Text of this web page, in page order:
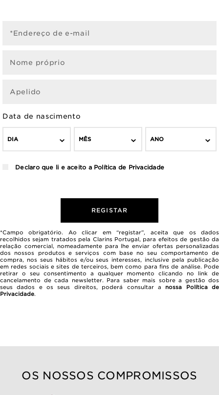
*Endereço de e-mail
Nome próprio
Apelido
Data de nascimento
DIA MÊS ANO
Declaro que li e aceito a Política de Privacidade
REGISTAR
*Campo obrigatório. Ao clicar em “registar”, aceita que os dados
recolhidos sejam tratados pela Clarins Portugal, para efeitos de gestão da
relação comercial, nomeadamente para lhe enviar ofertas personalizadas
dos nossos produtos e serviços com base no seu comportamento de
compra, nos seus hábitos e/ou seus interesses, inclusive pela publicação
em redes sociais e sites de terceiros, bem como para fins de análise. Pode
retirar o seu consentimento a qualquer momento clicando no link de
cancelamento de cada newsletter. Para saber mais sobre a gestão dos
seus dados e os seus direitos, poderá consultar a nossa Política de
Privacidade.
OS NOSSOS COMPROMISSOS